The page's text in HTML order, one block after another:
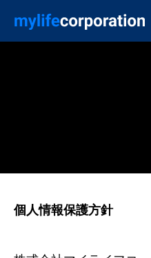
個人情報保護方針